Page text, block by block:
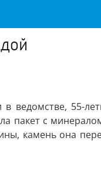
ведомстве, 55-
пакет с
камень она